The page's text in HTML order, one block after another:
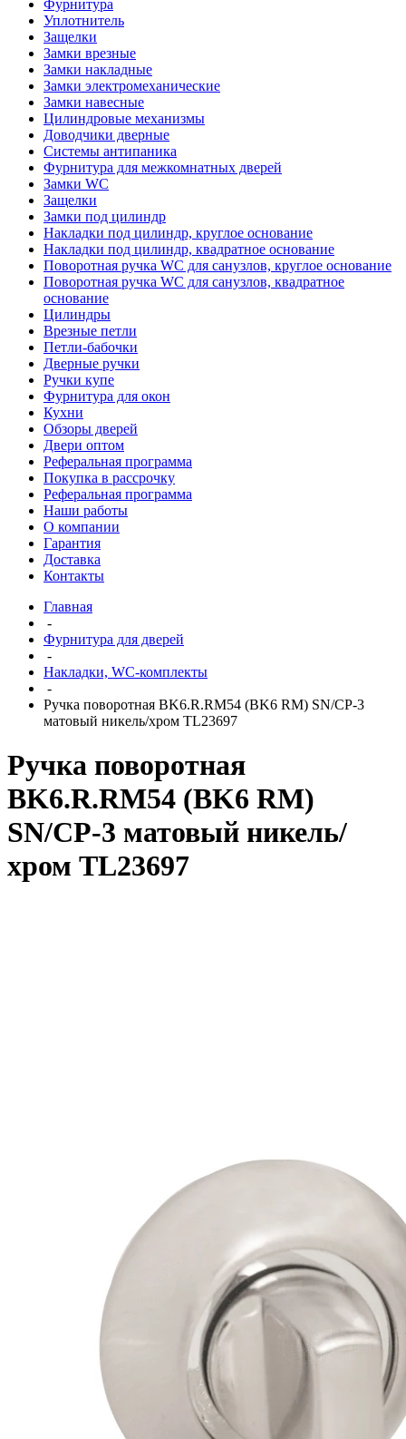
Фурнитура
Уплотнитель
Защелки
Замки врезные
Замки накладные
Замки электромеханические
Замки навесные
Цилиндровые механизмы
Доводчики дверные
Системы антипаника
Фурнитура для межкомнатных дверей
Замки WC
Защелки
Замки под цилиндр
Накладки под цилиндр, круглое основание
Накладки под цилиндр, квадратное основание
Поворотная ручка WC для санузлов, круглое основание
Поворотная ручка WC для санузлов, квадратное
основание
Цилиндры
Врезные петли
Петли-бабочки
Дверные ручки
Ручки купе
Фурнитура для окон
Кухни
Обзоры дверей
Двери оптом
Реферальная программа
Покупка в рассрочку
Реферальная программа
Наши работы
О компании
Гарантия
Доставка
Контакты
Главная
-
Фурнитура для дверей
-
Накладки, WC-комплекты
-
Ручка поворотная BK6.R.RM54 (BK6 RM) SN/CP-3
матовый никель/хром TL23697
Ручка поворотная
BK6.R.RM54 (BK6 RM)
SN/CP-3 матовый никель/
хром TL23697